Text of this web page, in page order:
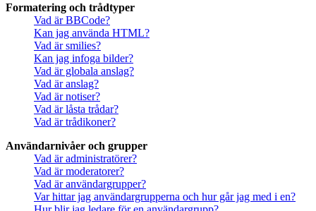
Formatering och trådtyper
Vad är BBCode?
Kan jag använda HTML?
Vad är smilies?
Kan jag infoga bilder?
Vad är globala anslag?
Vad är anslag?
Vad är notiser?
Vad är låsta trådar?
Vad är trådikoner?
Användarnivåer och grupper
Vad är administratörer?
Vad är moderatorer?
Vad är användargrupper?
Var hittar jag användargrupperna och hur går jag med i en?